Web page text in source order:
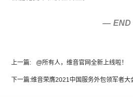
— END
上一篇: @所有人，维音官网全新上线啦！
下一篇:维音荣膺2021中国服务外包领军者大